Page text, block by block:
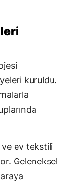
kuruldu.
ev tekstili
Geleneksel